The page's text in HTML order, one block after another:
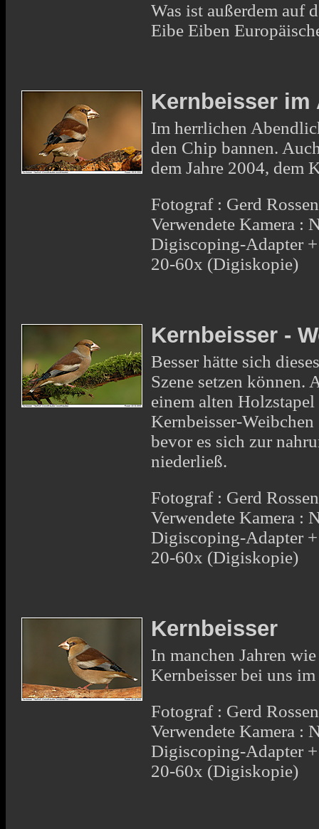
Was ist außerdem auf
Eibe Eiben
Kernbeisser
Im herrlichen
den Chip bannen.
dem Jahre 2004, dem
Fotograf : Gerd Rossen
Verwendete Kamera :
Digiscoping-Adapter
20-60x (Digiskopie)
Kernbeisser -
Besser hätte sich
Szene setzen können.
einem alten
Kernbeisser-
bevor es sich zur
niederließ.
Fotograf : Gerd Rossen
Verwendete Kamera :
Digiscoping-Adapter
20-60x (Digiskopie)
Kernbeisser
In manchen Jahren
Kernbeisser bei uns
Fotograf : Gerd Rossen
Verwendete Kamera :
Digiscoping-Adapter
20-60x (Digiskopie)